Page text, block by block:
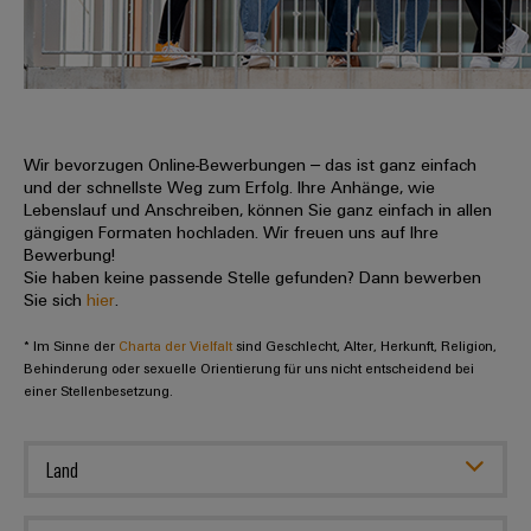
erlebbar
werden.
Datencenter
Produkte
für
Rechenzentren
–
effizient,
zuverlässig,
skalierbar
Energiespeicher
Lösungen
und
Anschlusstechnologie
DC-
u-
OS
Edge
Computing
Industrial
5G
Single
Leiterplattenklemmen
Gehäusesysteme
komponenten
Kabeleinführungssysteme
und
-
komponenten
Anschlussleitungen,
Patchkabel
Fast
Delivery
Beratung
und
digitale
Planung
easyConnect
-
Ihre
uns
Promotionfahrzeug
Distribution
Info
für
unsere
Partner
Vertrieb
Weidmüller
Zahlen
Unser
Vorstand
Nachhaltigkeit
Academy
People
Karriere
Stellen
für
Berufserfahrene
Für
Studierende
Werkstudententätigkeiten
Praktika
Abschlussarbeiten
Wir bevorzugen Online-Bewerbungen – das ist ganz einfach
und der schnellste Weg zum Erfolg. Ihre Anhänge, wie
Lebenslauf und Anschreiben, können Sie ganz einfach in allen
gängigen Formaten hochladen. Wir freuen uns auf Ihre
Bewerbung!
Sie haben keine passende Stelle gefunden? Dann bewerben
Sie sichhier
* Im Sinne der Charta der Vielfalt sind Geschlecht, Alter, Herkunft, Religion,
Behinderung oder sexuelle Orientierung für uns nicht entscheidend bei
einer Stellenbesetzung.
Land